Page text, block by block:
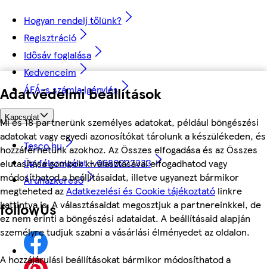
Adatvédelmi beállítások
Mi és 18 partnerünk személyes adatokat, például böngészési
adatokat vagy egyedi azonosítókat tárolunk a készülékeden, és
hozzáférhetünk azokhoz. Az Összes elfogadása és az Összes
elutasítása gombok kiválasztásával elfogadhatod vagy
módosíthatod a beállításaidat, illetve ugyanezt bármikor
megteheted azAdatkezelési és Cookie tájékoztató linkre
kattintva is. A választásaidat megosztjuk a partnereinkkel, de
ez nem érinti a böngészési adataidat. A beállításaid alapján
személyre tudjuk szabni a vásárlási élményedet az oldalon.
A hozzájárulási beállításokat bármikor módosíthatod a
Hogyan rendelj tőlünk?
Regisztráció
Idősáv foglalása
Kedvenceim
ÁFÁ-s számla igénylés
Kapcsolat
Tesco.hu
Ügyfélszolgálat - 0680222333
Áruházkereső
followUs